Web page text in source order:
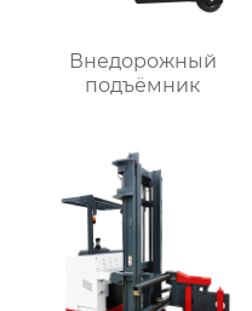
Внедорожный
подъёмник